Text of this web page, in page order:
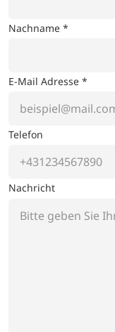
Nachname *
E-Mail Adresse *
Telefon
Nachricht